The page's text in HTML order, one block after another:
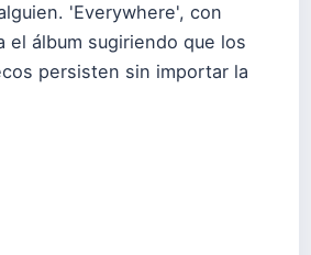
'Everywhere', con
el álbum sugiriendo que los
persisten sin importar la